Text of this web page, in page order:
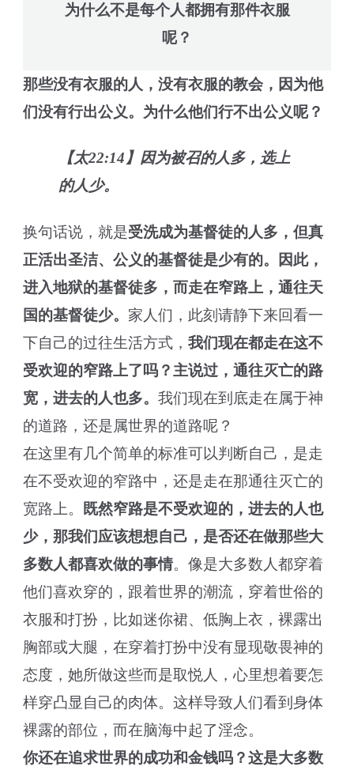
为什么不是每个人都拥有那件衣服
呢？
那些没有衣服的人，没有衣服的教会，因为他
们没有行出公义。为什么他们行不出公义呢？
【太22:14】因为被召的人多，选上
的人少。
换句话说，就是受洗成为基督徒的人多，但真
正活出圣洁、公义的基督徒是少有的。因此，
进入地狱的基督徒多，而走在窄路上，通往天
国的基督徒少。 家人们，此刻请静下来回看一
下自己的过往生活方式，我们现在都走在这不
受欢迎的窄路上了吗？主说过，通往灭亡的路
宽，进去的人也多。我们现在到底走在属于神
的道路，还是属世界的道路呢？
在这里有几个简单的标准可以判断自己，是走
在不受欢迎的窄路中，还是走在那通往灭亡的
宽路上。
既然窄路是不受欢迎的，进去的人也
少，那我们应该想想自己，是否还在做那些大
多数人都喜欢做的事情。像是大多数人都穿着
他们喜欢穿的，跟着世界的潮流，穿着世俗的
衣服和打扮，比如迷你裙、低胸上衣，裸露出
胸部或大腿，在穿着打扮中没有显现敬畏神的
态度，她所做这些而是取悦人，心里想着要怎
样穿凸显自己的肉体。这样导致人们看到身体
裸露的部位，而在脑海中起了淫念。
你还在追求世界的成功和金钱吗？这是大多数